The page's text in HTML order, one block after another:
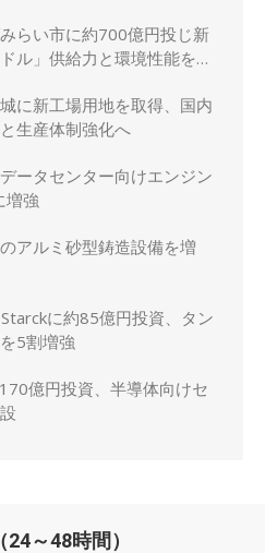
らい市に約700億円投じ新
ル」供給力と環境性能を強
に新工場用地を取得、国内
生産体制強化へ
ータセンター向けエンジン
増強
アルミ砂型鋳造設備を増
に約85億円投資、タン
5割増強
億円投資、半導体向けセ
～48時間）